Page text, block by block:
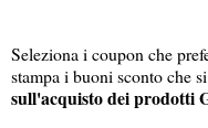
Seleziona i coupon che
stampa i buoni sconto che
sull'acquisto dei prodotti